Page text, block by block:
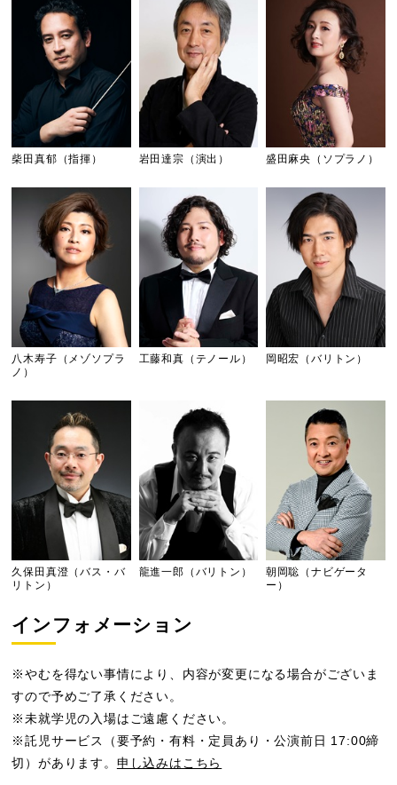
柴田真郁（指揮） 岩田達宗（演出） 盛田麻央（ソプラノ）
八木寿子（メゾソプラ
ノ）
工藤和真（テノール） 岡昭宏（バリトン）
久保田真澄（バス・バ
リトン）
龍進一郎（バリトン）
朝岡聡（ナビゲータ
ー）
インフォメーション
※やむを得ない事情により、内容が変更になる場合がございま
すので予めご了承ください。
※未就学児の入場はご遠慮ください。
※託児サービス（要予約・有料・定員あり・公演前日 17:00締
切）があります。 申し込みはこちら